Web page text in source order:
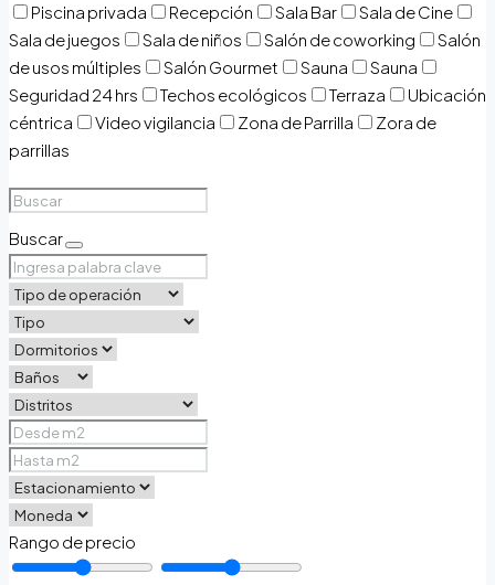
Piscina privada
Recepción Sala Bar
Sala de Cine
Sala de juegos
Sala de niños Salón de coworking
Salón
de usos múltiples
Salón Gourmet Sauna
Sauna
Seguridad 24 hrs
Techos ecológicos Terraza
Ubicación
céntrica
Video vigilancia Zona de Parrilla
Zora de
parrillas
Buscar
Rango de precio